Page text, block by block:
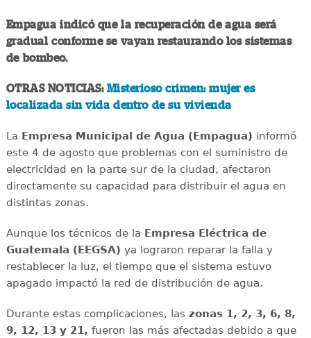
Empagua indicó que la recuperación de agua será
gradual conforme se vayan restaurando los sistemas
de bombeo.
OTRAS NOTICIAS: Misterioso crimen: mujer es
localizada sin vida dentro de su vivienda
La Empresa Municipal de Agua (Empagua) informó
este 4 de agosto que problemas con el suministro de
electricidad en la parte sur de la ciudad, afectaron
directamente su capacidad para distribuir el agua en
distintas zonas.
Aunque los técnicos de la Empresa Eléctrica de
Guatemala (EEGSA) ya lograron reparar la falla y
restablecer la luz, el tiempo que el sistema estuvo
apagado impactó la red de distribución de agua.
Durante estas complicaciones, las zonas 1, 2, 3, 6, 8,
9, 12, 13 y 21, fueron las más afectadas debido a que